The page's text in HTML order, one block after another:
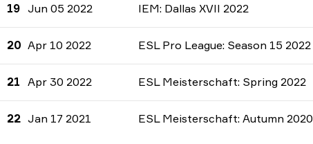
19 Jun 05 2022 IEM: Dallas XVII 2022
20 Apr 10 2022 ESL Pro League: Season 15 2022
21 Apr 30 2022 ESL Meisterschaft: Spring 2022
22 Jan 17 2021 ESL Meisterschaft: Autumn 2020